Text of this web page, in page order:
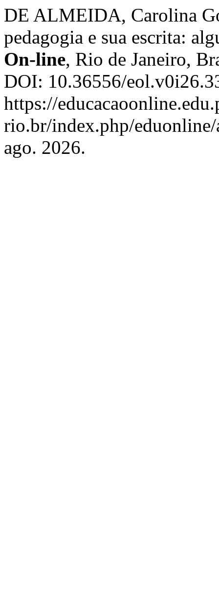
DE ALMEIDA, Carolina
pedagogia e sua escrita:
On-line, Rio de Janeiro,
DOI: 10.36556/
https://
rio.br/index.php/
ago. 2026.